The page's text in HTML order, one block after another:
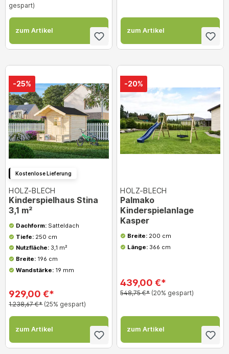
gespart)
zum Artikel zum Artikel
-25%
Kostenlose Lieferung
HOLZ-BLECH
Kinderspielhaus Stina
3,1 m²
Dachform:Satteldach
Tiefe:250 cm
Nutzfläche:3,1 m²
Breite:196 cm
Wandstärke:19 mm
929,00 €*
1.238,67 €* (25% gespart)
zum Artikel
-20%
HOLZ-BLECH
Palmako
Kinderspielanlage
Kasper
Breite:200 cm
Länge:366 cm
439,00 €*
548,75 €* (20% gespart)
zum Artikel